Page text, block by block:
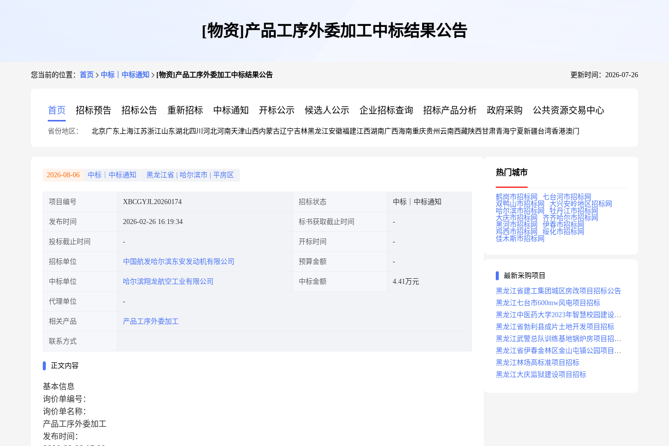
[物资]产品工序外委加工中标结果公告
您当前的位置： 首页 中标｜中标通知 [物资]产品工序外委加工中标结果公告 更新时间：2026-07-26
首页 招标预告 招标公告 重新招标 中标通知 开标公示 候选人公示 企业招标查询 招标产品分析 政府采购 公共资源交易中心
省份地区： 北京广东 上海江苏浙江山东湖北四川 河北河南天津山西内蒙古辽宁吉林黑龙江安徽福建江西湖南广西海南重庆贵州 云南西藏陕西甘肃青海宁夏新疆台湾香港澳门
2026-08-06 中标｜中标通知 黑龙江省 哈尔滨市 平房区
项目编号 XBCGYJL20260174 招标状态 中标｜中标通知
发布时间 2026-02-26 16:19:34 标书获取截止时间
投标截止时间 开标时间
招标单位 中国航发哈尔滨东安发动机有限公司 预算金额
中标单位 哈尔滨翔龙航空工业有限公司 中标金额 4.41万元
代理单位
相关产品 产品工序外委加工
联系方式
正文内容
基本信息
询价单编号：
询价单名称：
产品工序外委加工
发布时间：
热门城市
鹤岗市招标网
七台河市招标网
双鸭山市招标网
大兴安岭地区招标网
哈尔滨市招标网
牡丹江市招标网
大庆市招标网
齐齐哈尔市招标网
黑河市招标网
伊春市招标网
鸡西市招标网
绥化市招标网
佳木斯市招标网
最新采购项目
黑龙江省建工集团城区房改项目招标公告
黑龙江七台市600mw风电项目招标
黑龙江中医药大学2023年智慧校园建设项
目招标公告
黑龙江省勃利县成片土地开发项目招标
黑龙江武警总队训练基地锅炉房项目招标
公示
黑龙江省伊春金林区金山屯镇公园项目招
标公告
黑龙江林场高标准项目招标
黑龙江大庆监狱建设项目招标